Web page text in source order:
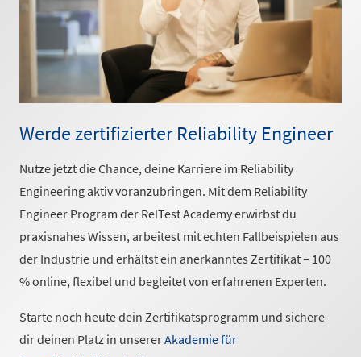
Werde zertifizierter Reliability Engineer
Nutze jetzt die Chance, deine Karriere im Reliability
Engineering aktiv voranzubringen. Mit dem Reliability
Engineer Program der RelTest Academy erwirbst du
praxisnahes Wissen, arbeitest mit echten Fallbeispielen aus
der Industrie und erhältst ein anerkanntes Zertifikat – 100
% online, flexibel und begleitet von erfahrenen Experten.
Starte noch heute dein Zertifikatsprogramm und sichere
dir deinen Platz in unsererAkademie für